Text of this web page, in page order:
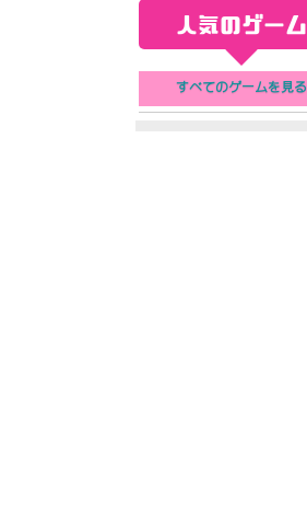
人気のゲーム
すべてのゲームを見る